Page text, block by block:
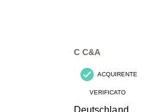
C C&A
ACQUIRENTE
VERIFICATO
Deutschland